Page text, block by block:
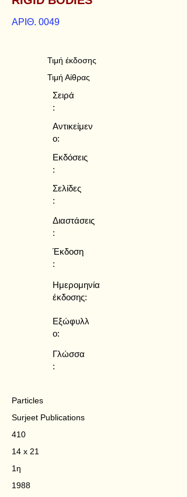
ΑΡΙΘ. 0049
Τιμή έκδοσης
Τιμή Αίθρας
Σειρά
:
Αντικείμεν
ο:
Εκδόσεις
:
Σελίδες
:
Διαστάσεις
:
Έκδοση
:
Ημερομηνία
έκδοσης:
Εξώφυλλ
ο:
Γλώσσα
:
Particles
Surjeet Publications
410
14 x 21
1η
1988